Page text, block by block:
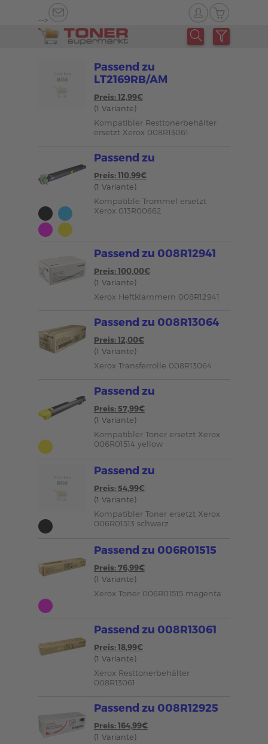
-->
Passend zu
LT2169RB/AM
Preis: 12,99€
(1 Variante)
Kompatibler Resttonerbehälter
ersetzt Xerox 008R13061
Passend zu
Preis: 110,99€
(1 Variante)
Kompatible Trommel ersetzt
Xerox 013R00662
Passend zu 008R12941
Preis: 100,00€
(1 Variante)
Xerox Heftklammern 008R12941
Passend zu 008R13064
Preis: 12,00€
(1 Variante)
Xerox Transferrolle 008R13064
Passend zu
Preis: 57,99€
(1 Variante)
Kompatibler Toner ersetzt Xerox
006R01514 yellow
Passend zu
Preis: 54,99€
(1 Variante)
Kompatibler Toner ersetzt Xerox
006R01513 schwarz
Passend zu 006R01515
Preis: 76,99€
(1 Variante)
Xerox Toner 006R01515 magenta
Passend zu 008R13061
Preis: 18,99€
(1 Variante)
Xerox Resttonerbehälter
008R13061
Passend zu 008R12925
Preis: 164,99€
(1 Variante)